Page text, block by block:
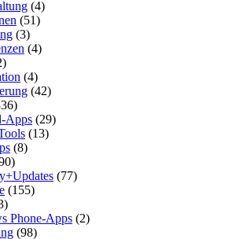
(4)
(51)
(3)
(4)
(4)
(42)
Apps (29)
(13)
(8)
(77)
(155)
Phone-Apps (2)
(98)